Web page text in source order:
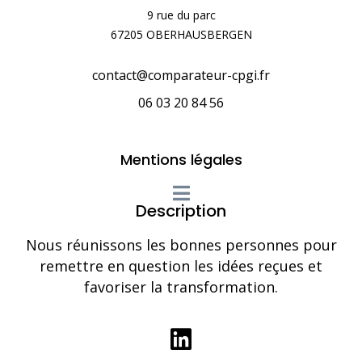
9 rue du parc
67205 OBERHAUSBERGEN
contact@comparateur-cpgi.fr
06 03 20 84 56
Mentions légales
Description
Nous réunissons les bonnes personnes pour
remettre en question les idées reçues et
favoriser la transformation.